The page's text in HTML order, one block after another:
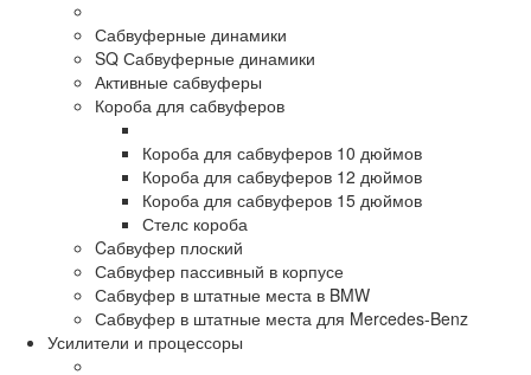
Сабвуферные динамики
SQ Сабвуферные динамики
Активные сабвуферы
Короба для сабвуферов
Короба для сабвуферов 10 дюймов
Короба для сабвуферов 12 дюймов
Короба для сабвуферов 15 дюймов
Стелс короба
Cабвуфер плоский
Сабвуфер пассивный в корпусе
Сабвуфер в штатные места в BMW
Сабвуфер в штатные места для Mercedes-Benz
Усилители и процессоры